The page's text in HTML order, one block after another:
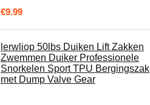
€9.99
lerwliop 50lbs Duiken Lift Zakken
Zwemmen Duiker Professionele
Snorkelen Sport TPU Bergingszak
met Dump Valve Gear